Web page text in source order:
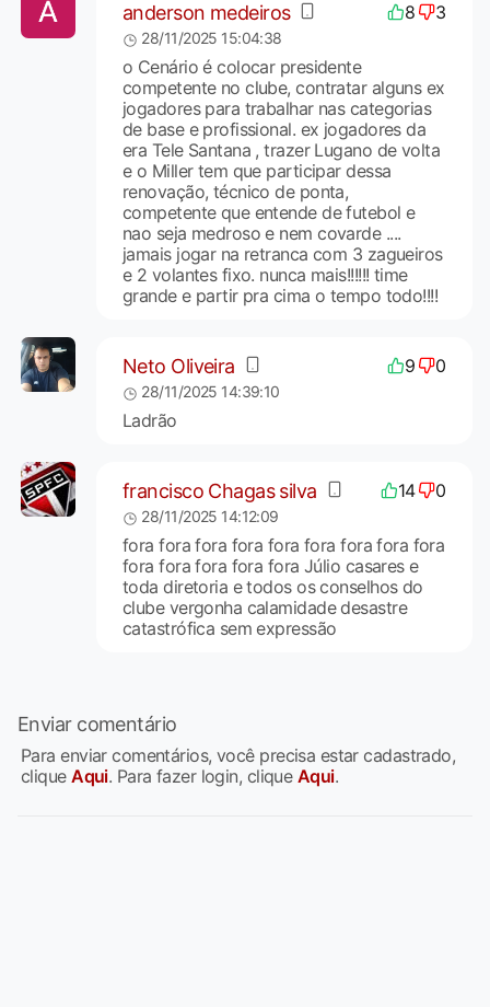
anderson medeiros 8 3
28/11/2025 15:04:38
o Cenário é colocar presidente
competente no clube, contratar alguns ex
jogadores para trabalhar nas categorias
de base e profissional. ex jogadores da
era Tele Santana , trazer Lugano de volta
e o Miller tem que participar dessa
renovação, técnico de ponta,
competente que entende de futebol e
nao seja medroso e nem covarde ....
jamais jogar na retranca com 3 zagueiros
e 2 volantes fixo. nunca mais!!!!!! time
grande e partir pra cima o tempo todo!!!!
Neto Oliveira 9 0
28/11/2025 14:39:10
Ladrão
francisco Chagas silva 14 0
28/11/2025 14:12:09
fora fora fora fora fora fora fora fora fora
fora fora fora fora fora Júlio casares e
toda diretoria e todos os conselhos do
clube vergonha calamidade desastre
catastrófica sem expressão
Enviar comentário
Para enviar comentários, você precisa estar cadastrado,
cliqueAqui. Para fazer login, clique Aqui.